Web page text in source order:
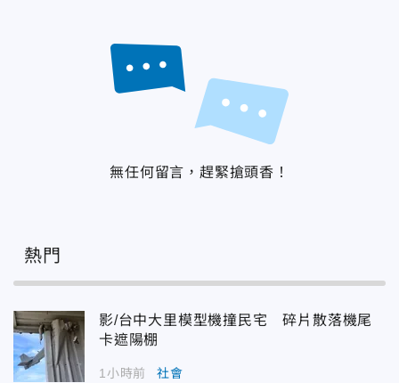
無任何留言，趕緊搶頭香！
熱門
影/台中大里模型機撞民宅 碎片散落機尾
卡遮陽棚
1小時前 社會